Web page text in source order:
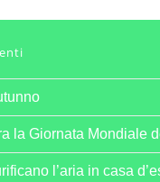
la Giornata Mondiale
l’aria in casa